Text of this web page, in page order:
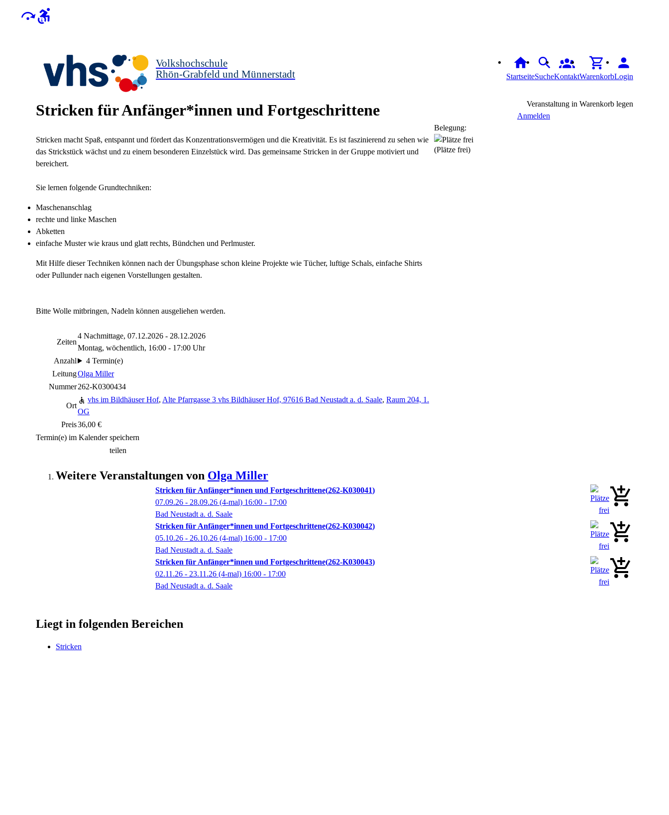
Volkshochschule
Rhön-Grabfeld und Münnerstadt
StartseiteSucheKontaktWarenkorbLogin
Stricken für Anfänger*innen und Fortgeschrittene
Stricken macht Spaß, entspannt und fördert das Konzentrationsvermögen und die Kreativität. Es ist faszinierend zu sehen wie
das Strickstück wächst und zu einem besonderen Einzelstück wird. Das gemeinsame Stricken in der Gruppe motiviert und
bereichert.
Sie lernen folgende Grundtechniken:
Maschenanschlag
rechte und linke Maschen
Abketten
einfache Muster wie kraus und glatt rechts, Bündchen und Perlmuster.
Mit Hilfe dieser Techniken können nach der Übungsphase schon kleine Projekte wie Tücher, luftige Schals, einfache Shirts
oder Pullunder nach eigenen Vorstellungen gestalten.
Bitte Wolle mitbringen, Nadeln können ausgeliehen werden.
Zeiten
4 Nachmittage, 07.12.2026 - 28.12.2026
Montag, wöchentlich, 16:00 - 17:00 Uhr
Anzahl
4 Termin(e)
LeitungOlga Miller
Nummer262-K0300434
Ort
vhs im Bildhäuser Hof, Alte Pfarrgasse 3 vhs Bildhäuser Hof, 97616 Bad Neustadt a. d. Saale, Raum 204, 1.
OG
Preis36,00 €
Veranstaltung in Warenkorb legen
Anmelden
Belegung:
(Plätze frei)
Termin(e) im Kalender speichern
teilen
Weitere Veranstaltungen von Olga Miller
Stricken für Anfänger*innen und Fortgeschrittene 262-K030041
07.09.26 - 28.09.26 (4-mal) 16:00 - 17:00
Bad Neustadt a. d. Saale
Stricken für Anfänger*innen und Fortgeschrittene 262-K030042
05.10.26 - 26.10.26 (4-mal) 16:00 - 17:00
Bad Neustadt a. d. Saale
Stricken für Anfänger*innen und Fortgeschrittene 262-K030043
02.11.26 - 23.11.26 (4-mal) 16:00 - 17:00
Bad Neustadt a. d. Saale
Liegt in folgenden Bereichen
Stricken